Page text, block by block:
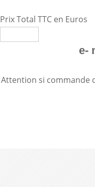
Prix Total TTC en Euros
e-
Attention si commande